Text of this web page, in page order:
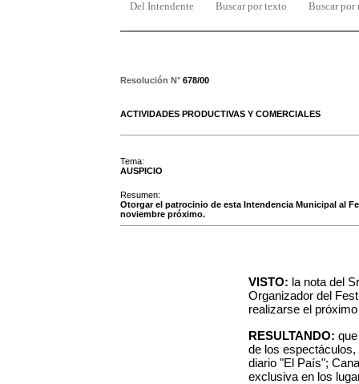
Del Intendente Buscar por texto Buscar por
Resolución N° 678/00
ACTIVIDADES PRODUCTIVAS Y COMERCIALES
Tema:
AUSPICIO
Resumen:
Otorgar el patrocinio de esta Intendencia Municipal al
noviembre próximo.
VISTO: la nota del
Organizador del
realizarse el
RESULTANDO:
de los
diario "El País";
exclusiva en los